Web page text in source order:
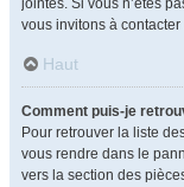
jointes. Si vous n’êtes
vous invitons à
Haut
Comment puis-je
Pour retrouver la liste
vous rendre dans le
vers la section des